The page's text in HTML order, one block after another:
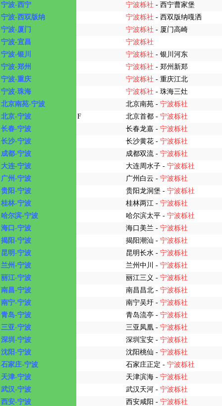
宁波-西宁
宁波栎社 - 西宁曹家堡
宁波-西双版纳
宁波栎社 - 西双版纳嘎洒
宁波-厦门
宁波栎社 - 厦门高崎
宁波-宜昌
宁波栎社
宁波-银川
宁波栎社 - 银川河东
宁波-郑州
宁波栎社 - 郑州新郑
宁波-重庆
宁波栎社 - 重庆江北
宁波-珠海
宁波栎社 - 珠海三灶
北京南苑-宁波
北京南苑 - 宁波栎社
北京-宁波
F 北京首都 - 宁波栎社
长春-宁波
长春龙嘉 - 宁波栎社
长沙-宁波
长沙黄花 - 宁波栎社
成都-宁波
成都双流 - 宁波栎社
大连-宁波
大连周水子 - 宁波栎社
广州-宁波
广州白云 - 宁波栎社
贵阳-宁波
贵阳龙洞堡 - 宁波栎社
桂林-宁波
桂林两江 - 宁波栎社
哈尔滨-宁波
哈尔滨太平 - 宁波栎社
海口-宁波
海口美兰 - 宁波栎社
揭阳-宁波
揭阳潮汕 - 宁波栎社
昆明-宁波
昆明长水 - 宁波栎社
兰州-宁波
兰州中川 - 宁波栎社
丽江-宁波
丽江三义 - 宁波栎社
南昌-宁波
南昌昌北 - 宁波栎社
南宁-宁波
南宁吴圩 - 宁波栎社
青岛-宁波
青岛流亭 - 宁波栎社
三亚-宁波
三亚凤凰 - 宁波栎社
深圳-宁波
深圳宝安 - 宁波栎社
沈阳-宁波
沈阳桃仙 - 宁波栎社
石家庄-宁波
石家庄正定 - 宁波栎社
天津-宁波
天津滨海 - 宁波栎社
武汉-宁波
武汉天河 - 宁波栎社
西安-宁波
西安咸阳 - 宁波栎社